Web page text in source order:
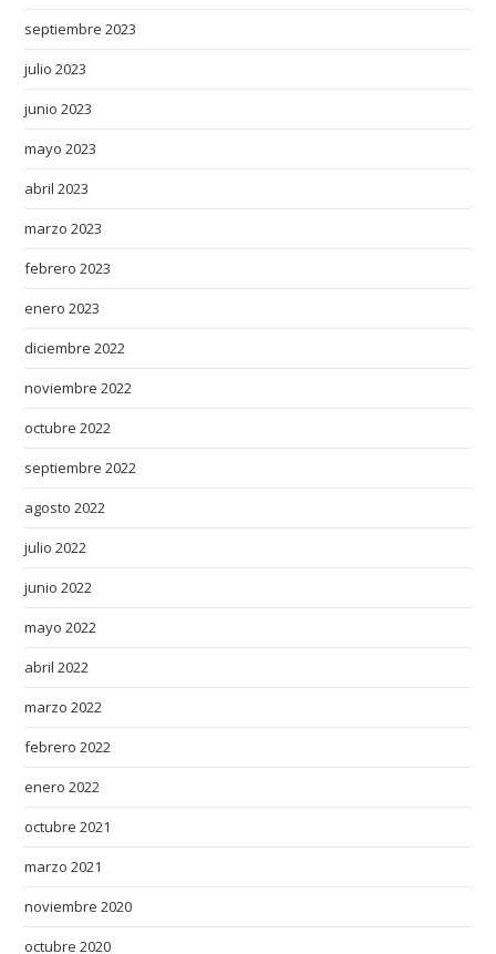
septiembre 2023
julio 2023
junio 2023
mayo 2023
abril 2023
marzo 2023
febrero 2023
enero 2023
diciembre 2022
noviembre 2022
octubre 2022
septiembre 2022
agosto 2022
julio 2022
junio 2022
mayo 2022
abril 2022
marzo 2022
febrero 2022
enero 2022
octubre 2021
marzo 2021
noviembre 2020
octubre 2020